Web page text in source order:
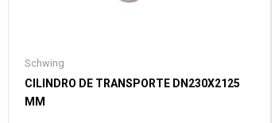
Schwing
CILINDRO DE TRANSPORTE DN230X2125
MM